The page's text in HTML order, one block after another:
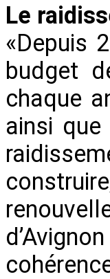
Le
«Depuis
budget
chaque
ainsi